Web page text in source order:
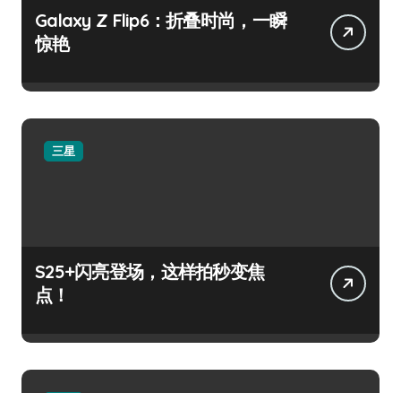
Galaxy Z Flip6：折叠时尚，一瞬
惊艳
三星
S25+闪亮登场，这样拍秒变焦
点！